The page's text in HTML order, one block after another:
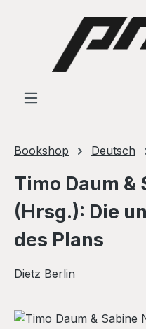
Skip to main content
Bookshop Deutsch
Timo Daum &
(Hrsg.): Die
des Plans
Dietz Berlin
Skip image gallery